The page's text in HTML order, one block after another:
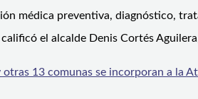
médica preventiva, diagnóstico,
el alcalde Denis Cortés
13 comunas se incorporan a la